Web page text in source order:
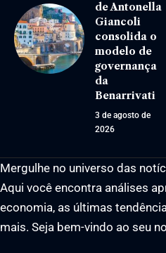
de Antonella
Giancoli
consolida o
modelo de
governança
da
Benarrivati
3 de agosto de
2026
Mergulhe no universo das
Aqui você encontra análises
economia, as últimas
mais. Seja bem-vindo ao seu